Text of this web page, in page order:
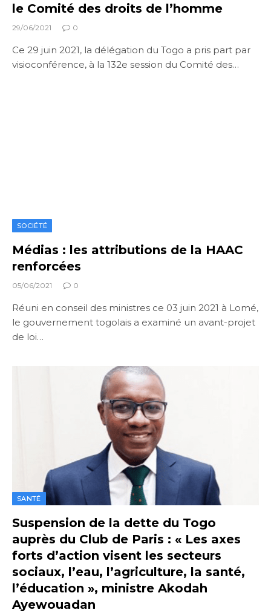
le Comité des droits de l’homme
29/06/2021 0
Ce 29 juin 2021, la délégation du Togo a pris part par
visioconférence, à la 132e session du Comité des…
SOCIÉTÉ
Médias : les attributions de la HAAC
renforcées
05/06/2021 0
Réuni en conseil des ministres ce 03 juin 2021 à Lomé,
le gouvernement togolais a examiné un avant-projet
de loi…
SANTÉ
Suspension de la dette du Togo
auprès du Club de Paris : « Les axes
forts d’action visent les secteurs
sociaux, l’eau, l’agriculture, la santé,
l’éducation », ministre Akodah
Ayewouadan